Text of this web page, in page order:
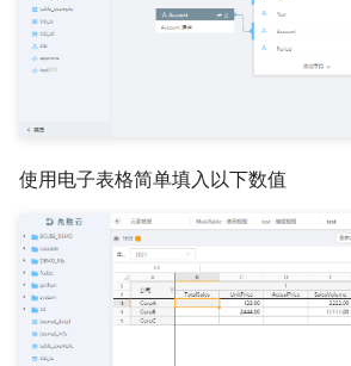
公式
保存计算内容
进阶使用
1. 计算并不限定在Account
2. 成员的on条件
3. 算法简介
使用电子表格简单填入以下数值